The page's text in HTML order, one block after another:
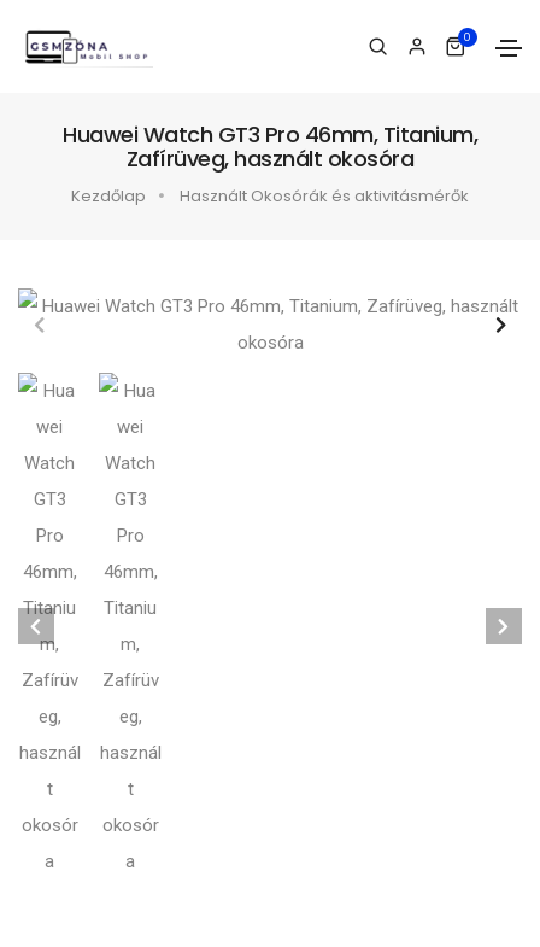
0
Huawei Watch GT3 Pro 46mm, Titanium,
Zafírüveg, használt okosóra
Kezdőlap Használt Okosórák és aktivitásmérők